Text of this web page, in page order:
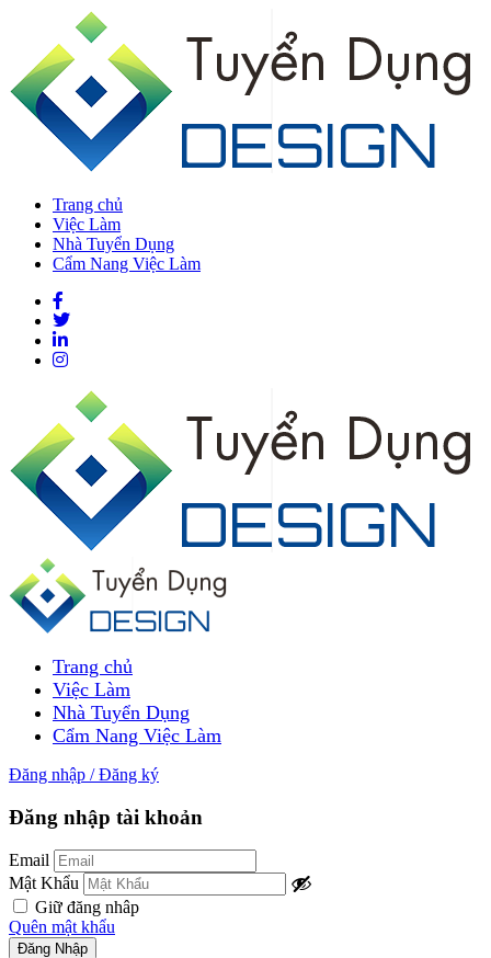
Trang chủ
Việc Làm
Nhà Tuyển Dụng
Cẩm Nang Việc Làm
Trang chủ
Việc Làm
Nhà Tuyển Dụng
Cẩm Nang Việc Làm
Đăng nhập / Đăng ký
Đăng nhập tài khoản
Email
Mật Khẩu
Giữ đăng nhâp
Quên mật khẩu